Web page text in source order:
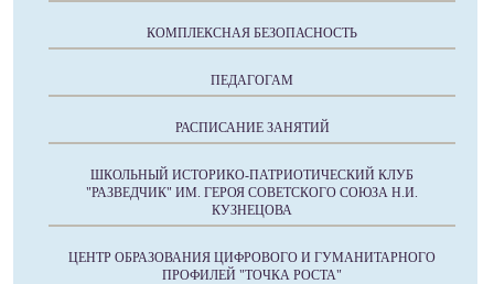
КОМПЛЕКСНАЯ БЕЗОПАСНОСТЬ
ПЕДАГОГАМ
РАСПИСАНИЕ ЗАНЯТИЙ
ШКОЛЬНЫЙ ИСТОРИКО-ПАТРИОТИЧЕСКИЙ КЛУБ
"РАЗВЕДЧИК" ИМ. ГЕРОЯ СОВЕТСКОГО СОЮЗА Н.И.
КУЗНЕЦОВА
ЦЕНТР ОБРАЗОВАНИЯ ЦИФРОВОГО И ГУМАНИТАРНОГО
ПРОФИЛЕЙ "ТОЧКА РОСТА"